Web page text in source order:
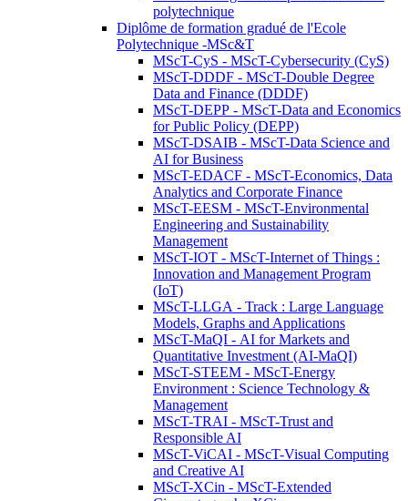
polytechnique
Diplôme de formation gradué de l'Ecole
Polytechnique -MSc&T
MScT-CyS - MScT-Cybersecurity (CyS)
MScT-DDDF - MScT-Double Degree
Data and Finance (DDDF)
MScT-DEPP - MScT-Data and Economics
for Public Policy (DEPP)
MScT-DSAIB - MScT-Data Science and
AI for Business
MScT-EDACF - MScT-Economics, Data
Analytics and Corporate Finance
MScT-EESM - MScT-Environmental
Engineering and Sustainability
Management
MScT-IOT - MScT-Internet of Things :
Innovation and Management Program
(IoT)
MScT-LLGA - Track : Large Language
Models, Graphs and Applications
MScT-MaQI - AI for Markets and
Quantitative Investment (AI-MaQI)
MScT-STEEM - MScT-Energy
Environment : Science Technology &
Management
MScT-TRAI - MScT-Trust and
Responsible AI
MScT-ViCAI - MScT-Visual Computing
and Creative AI
MScT-XCin - MScT-Extended